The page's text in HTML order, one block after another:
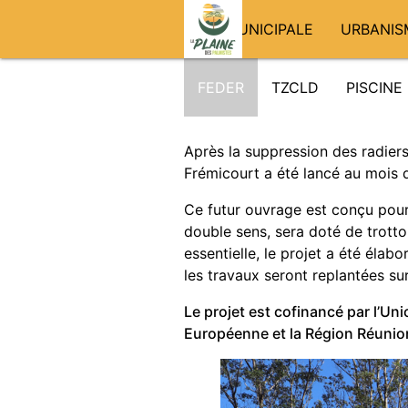
VIE MUNICIPALE
FEDER TZCLD PISCINE
Après la suppression des
Frémicourt a été lancé au mois
Ce futur ouvrage est conçu
double sens, sera doté de
essentielle, le projet a été
les travaux seront replantées
Le projet est cofinancé par
Européenne et la Région